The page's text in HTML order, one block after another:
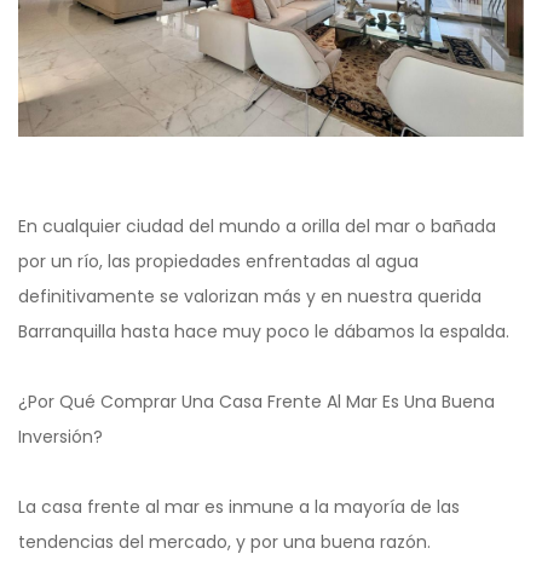
En cualquier ciudad del mundo a orilla del mar o bañada
por un río, las propiedades enfrentadas al agua
definitivamente se valorizan más y en nuestra querida
Barranquilla hasta hace muy poco le dábamos la espalda.
¿Por Qué Comprar Una Casa Frente Al Mar Es Una Buena
Inversión?
La casa frente al mar es inmune a la mayoría de las
tendencias del mercado, y por una buena razón.